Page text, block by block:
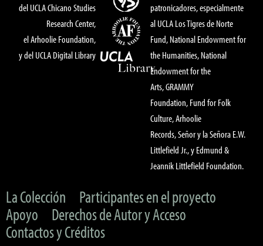
del UCLA Chicano Studies
Research Center,
el Arhoolie Foundation,
y del UCLA Digital Library
patronicadores, especialmente
al UCLA Los Tigres de Norte
Fund, National Endowment for
the Humanities, National
Endowment for the
Arts, GRAMMY
Foundation, Fund for Folk
Culture, Arhoolie
Records, Señor y la Señora E.W.
Littlefield Jr., y Edmund &
Jeannik Littlefield Foundation.
La Colección
Participantes en el proyecto
Apoyo
Derechos de Autor y Acceso
Contactos y Créditos